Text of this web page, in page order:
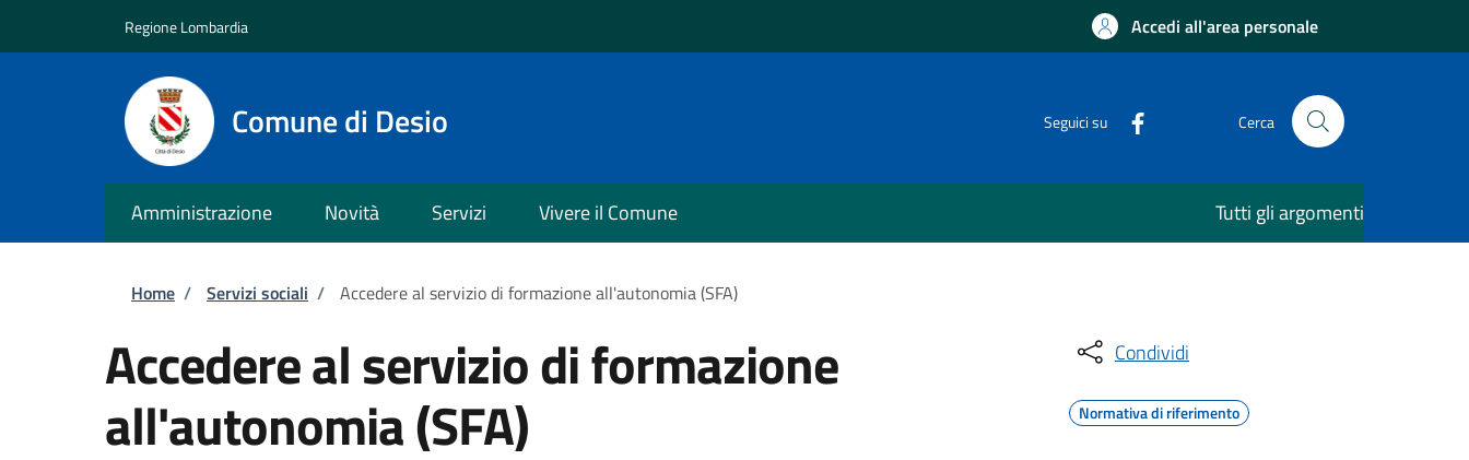
Regione Lombardia Accedi all'area personale
Comune di Desio Seguici su Cerca
Amministrazione Novità Servizi Vivere il Comune Tutti gli argomenti
Briciole di pane
Home / Servizi sociali / Accedere al servizio di formazione all'autonomia (SFA)
Accedere al servizio di formazione
all'autonomia (SFA)
Condividi
Normativa di riferimento